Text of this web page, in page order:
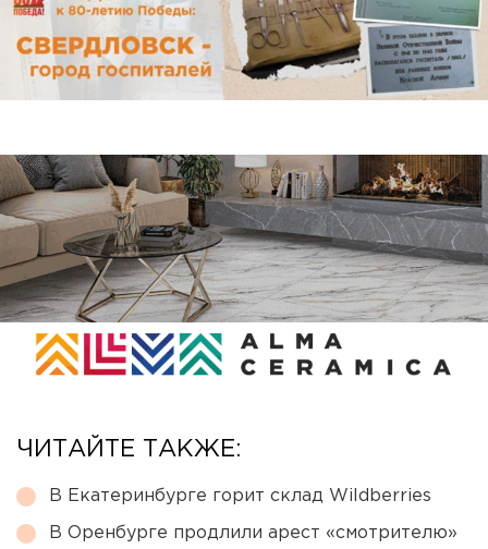
ЧИТАЙТЕ ТАКЖЕ:
В Екатеринбурге горит склад Wildberries
В Оренбурге продлили арест «смотрителю»